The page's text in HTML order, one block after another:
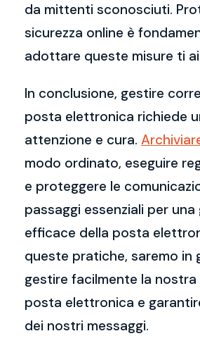
da mittenti sconosciuti.
sicurezza online è
adottare queste misure ti
In conclusione, gestire
posta elettronica richiede
attenzione e cura.
modo ordinato, eseguire
e proteggere le
passaggi essenziali per
efficace della posta
queste pratiche, saremo in
gestire facilmente la nostra
posta elettronica e
dei nostri messaggi.